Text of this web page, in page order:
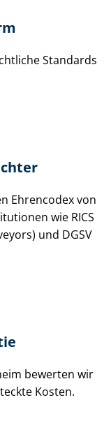
Standards
Ehrencodex von
wie RICS
und DGSV
bewerten wir
Kosten.